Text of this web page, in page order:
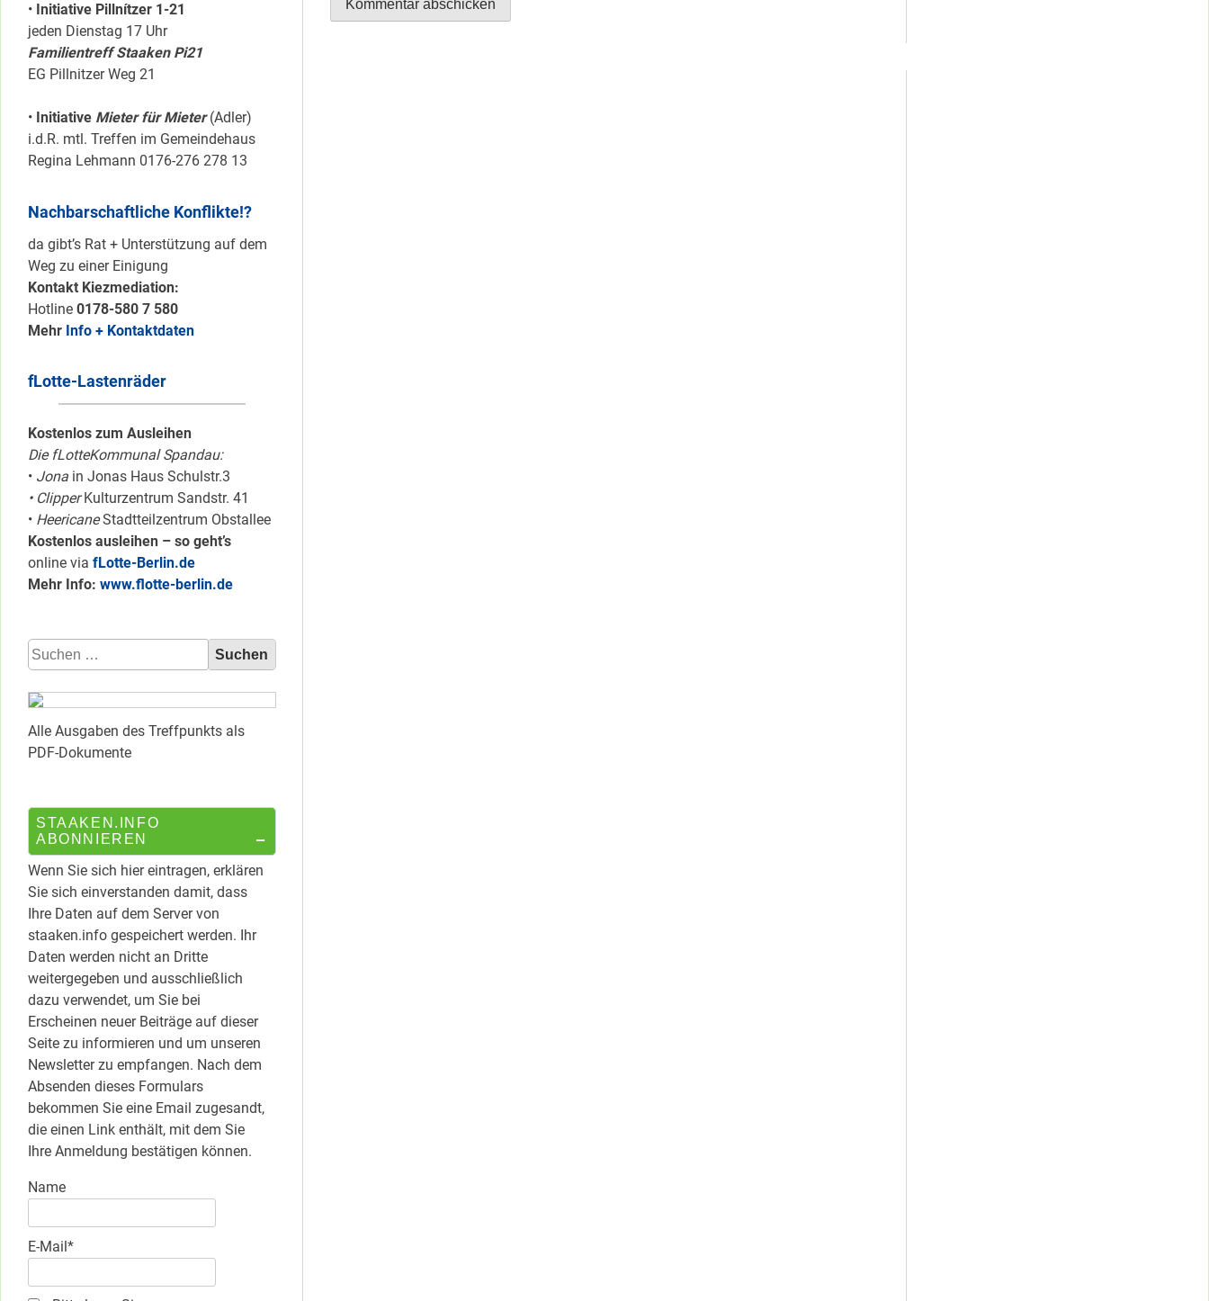
• Initiative Pillnítzer 1-21
jeden Dienstag 17 Uhr
Familientreff Staaken Pi21
EG Pillnitzer Weg 21
• Initiative Mieter für Mieter(Adler)
i.d.R. mtl. Treffen im Gemeindehaus
Regina Lehmann 0176-276 278 13
Nachbarschaftliche Konflikte!?
da gibt’s Rat + Unterstützung auf dem
Weg zu einer Einigung
Kontakt Kiezmediation:
Hotline 0178-580 7 580
Mehr Info + Kontaktdaten
fLotte-Lastenräder
Kostenlos zum Ausleihen
Die fLotteKommunal Spandau:
• Jona in Jonas Haus Schulstr.3
• ClipperKulturzentrum Sandstr. 41
• HeericaneStadtteilzentrum Obstallee
Kostenlos ausleihen – so geht’s
online via fLotte-Berlin.de
Mehr Info: www.flotte-berlin.de
Suchen
nach:
Alle Ausgaben des Treffpunkts als
PDF-Dokumente
STAAKEN.INFO
ABONNIEREN
Wenn Sie sich hier eintragen, erklären
Sie sich einverstanden damit, dass
Ihre Daten auf dem Server von
staaken.info gespeichert werden. Ihr
Daten werden nicht an Dritte
weitergegeben und ausschließlich
dazu verwendet, um Sie bei
Erscheinen neuer Beiträge auf dieser
Seite zu informieren und um unseren
Newsletter zu empfangen. Nach dem
Absenden dieses Formulars
bekommen Sie eine Email zugesandt,
die einen Link enthält, mit dem Sie
Ihre Anmeldung bestätigen können.
Name
E-Mail*